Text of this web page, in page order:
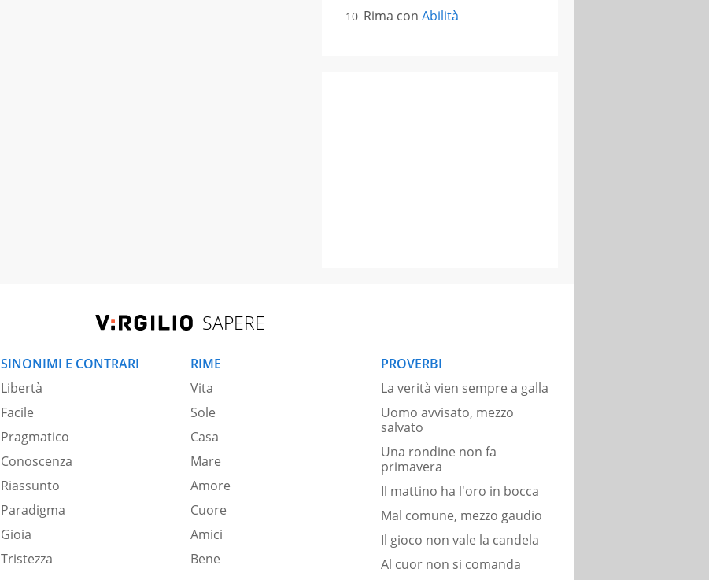
Rima con Abilità
SAPERE
SINONIMI E CONTRARI
Libertà
Facile
Pragmatico
Conoscenza
Riassunto
Paradigma
Gioia
Tristezza
RIME
Vita
Sole
Casa
Mare
Amore
Cuore
Amici
Bene
PROVERBI
La verità vien sempre a galla
Uomo avvisato, mezzo
salvato
Una rondine non fa
primavera
Il mattino ha l'oro in bocca
Mal comune, mezzo gaudio
Il gioco non vale la candela
Al cuor non si comanda